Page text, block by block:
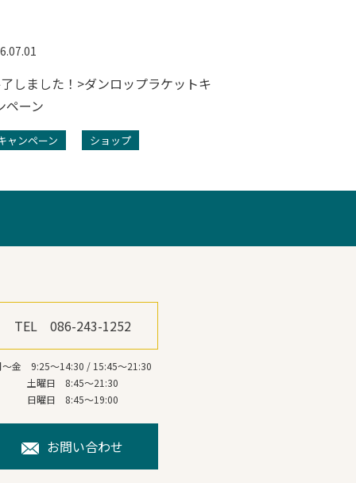
しました！>ダンロップラケットキ
ペーン
ャンペーン ショップ
TEL 086-243-1252
～金 9:25～14:30 / 15:45～21:30
土曜日 8:45～21:30
日曜日 8:45～19:00
お問い合わせ